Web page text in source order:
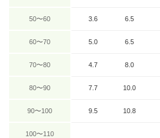
50〜60 3.6 6.5
60〜70 5.0 6.5
70〜80 4.7 8.0
80〜90 7.7 10.0
90〜100 9.5 10.8
100〜110